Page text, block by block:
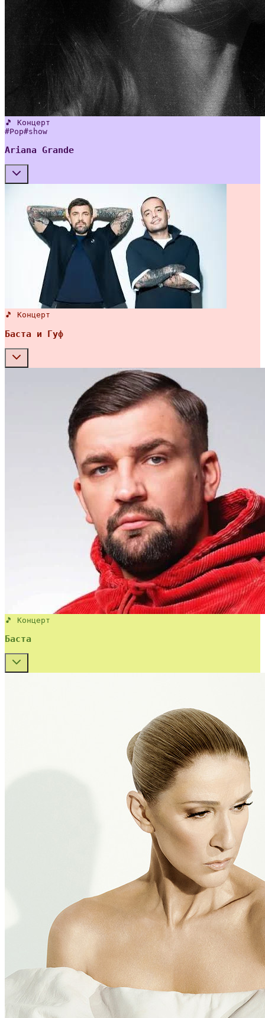
🎵 Концерт
#Pop#show
Ariana Grande
🎵 Концерт
Баста и Гуф
🎵 Концерт
Баста